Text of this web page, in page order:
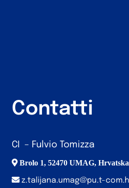
Contatti
CI – Fulvio Tomizza
Brolo 1, 52470 UMAG, Hrvatska
z.talijana.umag@pu.t-